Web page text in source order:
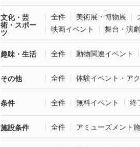
文化・芸
術・スポー
ツ
全件 美術展・博物展
映画イベント
舞台・演劇
趣味・生活 全件 動物関連イベント
その他 全件 体験イベント・ア
条件 全件 無料イベント 終
施設条件 全件 アミューズメント